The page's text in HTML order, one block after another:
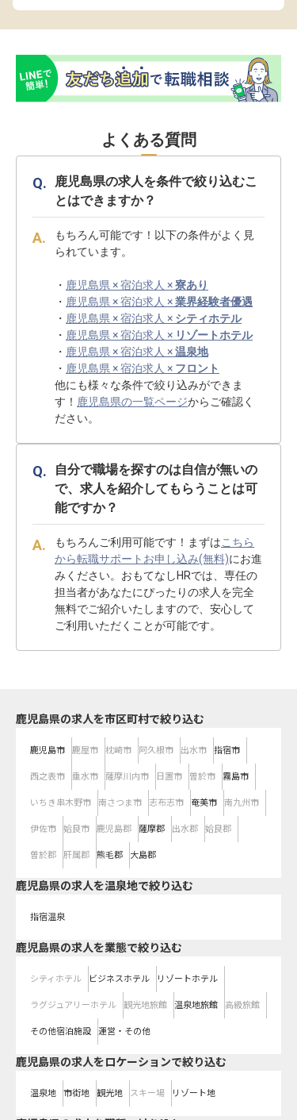
よくある質問
鹿児島県の求人を条件で絞り込むこ
とはできますか？
もちろん可能です！以下の条件がよく見
られています。
・ 鹿児島県 × 宿泊求人 ×寮あり
・ 鹿児島県 × 宿泊求人 ×業界経験者優遇
・ 鹿児島県 × 宿泊求人 × シティホテル
・ 鹿児島県 × 宿泊求人 × リゾートホテル
・ 鹿児島県 × 宿泊求人 ×温泉地
・ 鹿児島県 × 宿泊求人 × フロント
他にも様々な条件で絞り込みができま
す！ 鹿児島県の一覧ページからご確認く
ださい。
自分で職場を探すのは自信が無いの
で、求人を紹介してもらうことは可
能ですか？
もちろんご利用可能です！まずはこちら
から転職サポートお申し込み(無料)にお進
みください。おもてなしHRでは、専任の
担当者があなたにぴったりの求人を完全
無料でご紹介いたしますので、安心して
ご利用いただくことが可能です。
鹿児島県の求人を市区町村で絞り込む
鹿児島市 鹿屋市 枕崎市 阿久根市 出水市 指宿市
西之表市 垂水市 薩摩川内市 日置市 曽於市 霧島市
いちき串木野市 南さつま市 志布志市 奄美市 南九州市
伊佐市 姶良市 鹿児島郡 薩摩郡 出水郡 姶良郡
曽於郡 肝属郡 熊毛郡 大島郡
鹿児島県の求人を温泉地で絞り込む
指宿温泉
鹿児島県の求人を業態で絞り込む
シティホテル ビジネスホテル リゾートホテル
ラグジュアリーホテル 観光地旅館 温泉地旅館 高級旅館
その他宿泊施設 運営・その他
鹿児島県の求人をロケーションで絞り込む
温泉地 市街地 観光地 スキー場 リゾート地